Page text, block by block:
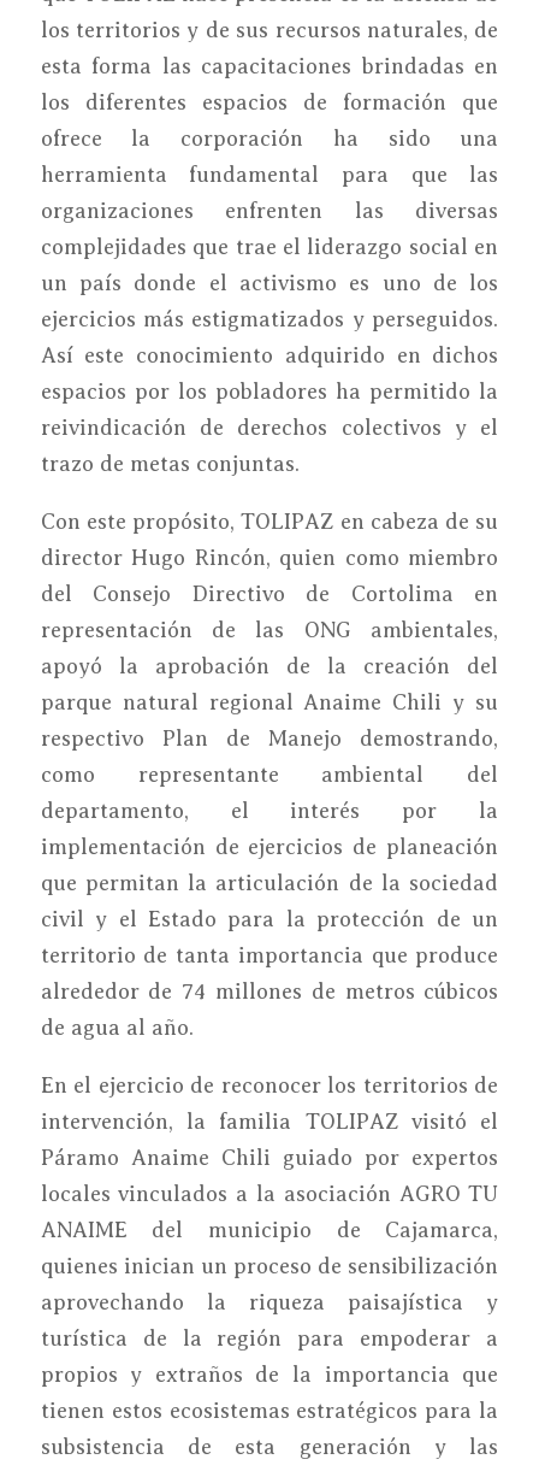
los territorios y de sus recursos naturales, de
esta forma las capacitaciones brindadas en
los diferentes espacios de formación que
ofrece la corporación ha sido una
herramienta fundamental para que las
organizaciones enfrenten las diversas
complejidades que trae el liderazgo social en
un país donde el activismo es uno de los
ejercicios más estigmatizados y perseguidos.
Así este conocimiento adquirido en dichos
espacios por los pobladores ha permitido la
reivindicación de derechos colectivos y el
trazo de metas conjuntas.
Con este propósito, TOLIPAZ en cabeza de su
director Hugo Rincón, quien como miembro
del Consejo Directivo de Cortolima en
representación de las ONG ambientales,
apoyó la aprobación de la creación del
parque natural regional Anaime Chili y su
respectivo Plan de Manejo demostrando,
como representante ambiental del
departamento, el interés por la
implementación de ejercicios de planeación
que permitan la articulación de la sociedad
civil y el Estado para la protección de un
territorio de tanta importancia que produce
alrededor de 74 millones de metros cúbicos
de agua al año.
En el ejercicio de reconocer los territorios de
intervención, la familia TOLIPAZ visitó el
Páramo Anaime Chili guiado por expertos
locales vinculados a la asociación AGRO TU
ANAIME del municipio de Cajamarca,
quienes inician un proceso de sensibilización
aprovechando la riqueza paisajística y
turística de la región para empoderar a
propios y extraños de la importancia que
tienen estos ecosistemas estratégicos para la
subsistencia de esta generación y las